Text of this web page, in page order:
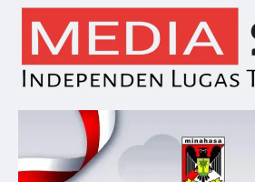
Skip
content